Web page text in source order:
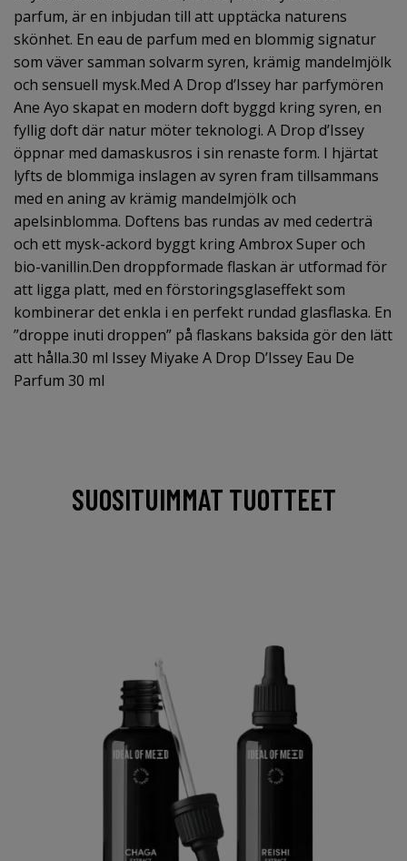
parfum, är en inbjudan till att upptäcka naturens
skönhet. En eau de parfum med en blommig signatur
som väver samman solvarm syren, krämig mandelmjölk
och sensuell mysk.Med A Drop d’Issey har parfymören
Ane Ayo skapat en modern doft byggd kring syren, en
fyllig doft där natur möter teknologi. A Drop d’Issey
öppnar med damaskusros i sin renaste form. I hjärtat
lyfts de blommiga inslagen av syren fram tillsammans
med en aning av krämig mandelmjölk och
apelsinblomma. Doftens bas rundas av med cederträ
och ett mysk-ackord byggt kring Ambrox Super och
bio-vanillin.Den droppformade flaskan är utformad för
att ligga platt, med en förstoringsglaseffekt som
kombinerar det enkla i en perfekt rundad glasflaska. En
”droppe inuti droppen” på flaskans baksida gör den lätt
att hålla.30 ml Issey Miyake A Drop D’Issey Eau De
Parfum 30 ml
SUOSITUIMMAT TUOTTEET